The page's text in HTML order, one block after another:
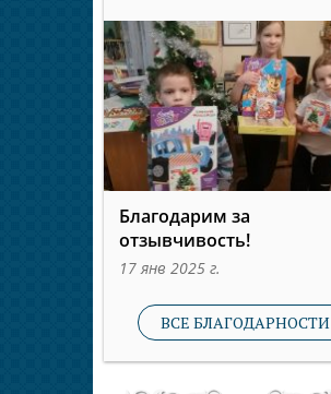
Благодарим за
отзывчивость!
17 янв 2025 г.
ВСЕ БЛАГОДАРНОСТИ